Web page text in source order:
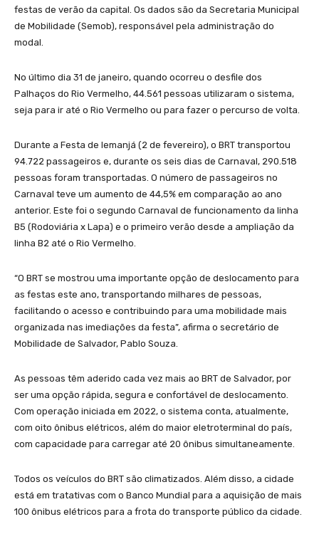
festas de verão da capital. Os dados são da Secretaria Municipal
de Mobilidade (Semob), responsável pela administração do
modal.
No último dia 31 de janeiro, quando ocorreu o desfile dos
Palhaços do Rio Vermelho, 44.561 pessoas utilizaram o sistema,
seja para ir até o Rio Vermelho ou para fazer o percurso de volta.
Durante a Festa de Iemanjá (2 de fevereiro), o BRT transportou
94.722 passageiros e, durante os seis dias de Carnaval, 290.518
pessoas foram transportadas. O número de passageiros no
Carnaval teve um aumento de 44,5% em comparação ao ano
anterior. Este foi o segundo Carnaval de funcionamento da linha
B5 (Rodoviária x Lapa) e o primeiro verão desde a ampliação da
linha B2 até o Rio Vermelho.
“O BRT se mostrou uma importante opção de deslocamento para
as festas este ano, transportando milhares de pessoas,
facilitando o acesso e contribuindo para uma mobilidade mais
organizada nas imediações da festa”, afirma o secretário de
Mobilidade de Salvador, Pablo Souza.
As pessoas têm aderido cada vez mais ao BRT de Salvador, por
ser uma opção rápida, segura e confortável de deslocamento.
Com operação iniciada em 2022, o sistema conta, atualmente,
com oito ônibus elétricos, além do maior eletroterminal do país,
com capacidade para carregar até 20 ônibus simultaneamente.
Todos os veículos do BRT são climatizados. Além disso, a cidade
está em tratativas com o Banco Mundial para a aquisição de mais
100 ônibus elétricos para a frota do transporte público da cidade.